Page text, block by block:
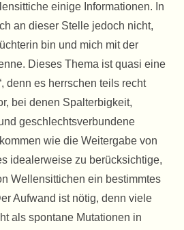
einige Informationen. In
an dieser Stelle jedoch nicht,
bin und mich mit der
Dieses Thema ist quasi eine
denn es herrschen teils recht
bei denen Spalterbigkeit,
geschlechtsverbundene
wie die Weitergabe von
idealerweise zu berücksichtige,
Wellensittichen ein bestimmtes
Aufwand ist nötig, denn viele
als spontane Mutationen in